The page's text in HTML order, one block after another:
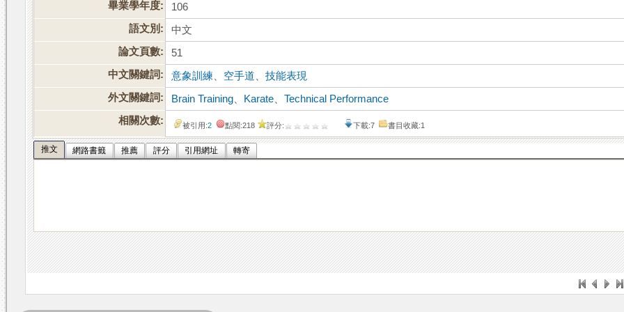
畢業學年度:
106
語文別:
中文
論文頁數:
51
中文關鍵詞:
意象訓練 空手道 、技能表現
外文關鍵詞:
Brain Training Karate 、Technical Performance
相關次數:
被引用:2 點閱:218 評分: 下載:7 書目收藏:1
推文 網路書籤 推薦 評分 引用網址 轉寄